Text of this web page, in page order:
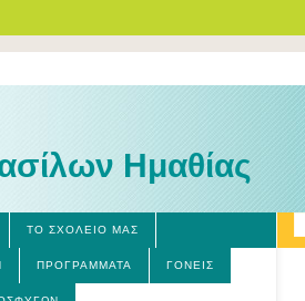
Ημαθίας
ΤΟ ΣΧΟΛΕΊΟ ΜΑΣ
ΠΡΟΓΡΆΜΜΑΤΑ ΓΟΝΕΊΣ